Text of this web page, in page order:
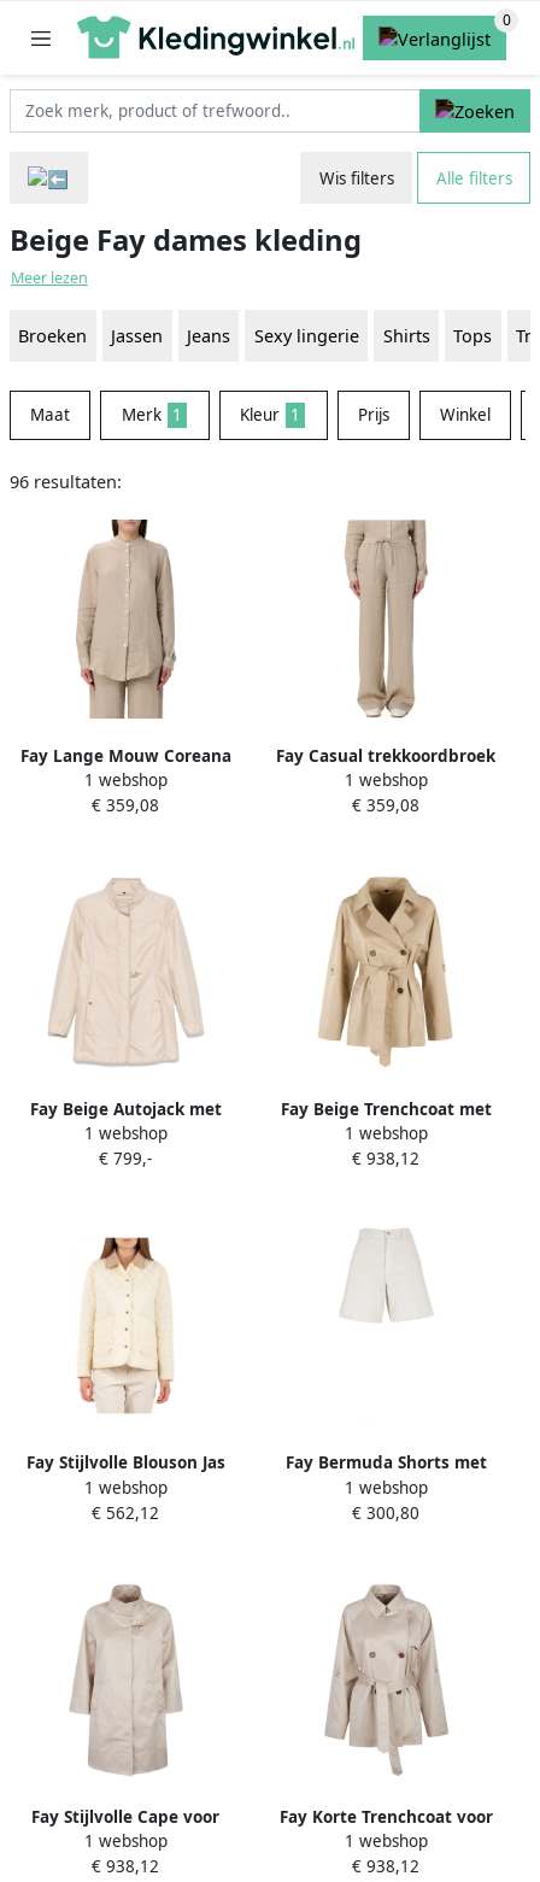
Wis filters Alle filters
Beige Fay dames kleding
Meer lezen
Broeken Jassen Jeans Sexy lingerie Shirts Tops
Maat Merk 1 Kleur 1 Prijs Winkel
96 resultaten:
Fay Lange Mouw Coreana
Shirt Beige Dames
1 webshop
€ 359,08
Fay Casual trekkoordbroek
Beige Dames
1 webshop
€ 359,08
Fay Beige Autojack met
Kreeftklauw Beige Dames
1 webshop
€ 799,-
Fay Beige Trenchcoat met
Waterafstotende
Behandeling Beige Dames
1 webshop
€ 938,12
Fay Stijlvolle Blouson Jas
Beige Dames
1 webshop
€ 562,12
Fay Bermuda Shorts met
riemlussen Beige Dames
1 webshop
€ 300,80
Fay Stijlvolle Cape voor
Vrouwen Beige Dames
1 webshop
€ 938,12
Fay Korte Trenchcoat voor
Stedelijke Stijl Beige Dames
1 webshop
€ 938,12